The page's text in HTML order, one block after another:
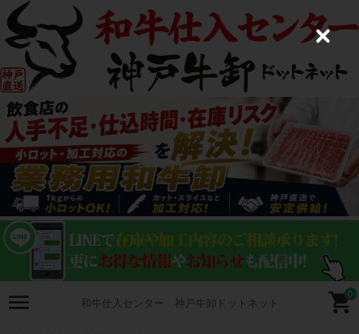
和牛仕入センター 神戸牛卸ドットネット
0
C
s